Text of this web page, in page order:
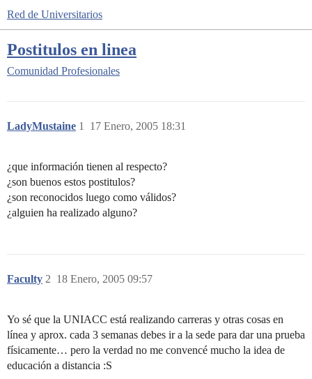
Red de Universitarios
Postitulos en linea
Comunidad Profesionales
LadyMustaine 17 Enero, 2005 18:31
1
¿que información tienen al respecto?
¿son buenos estos postitulos?
¿son reconocidos luego como válidos?
¿alguien ha realizado alguno?
Faculty 18 Enero, 2005 09:57
2
Yo sé que la UNIACC está realizando carreras y otras cosas en
línea y aprox. cada 3 semanas debes ir a la sede para dar una prueba
físicamente… pero la verdad no me convencé mucho la idea de
educación a distancia :S